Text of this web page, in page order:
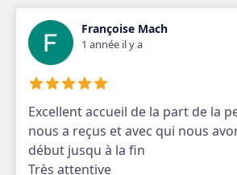
Françoise Mach
1 année il y a
Excellent accueil de la part de la
nous a reçus et avec qui nous
début jusqu à la fin
Très attentive